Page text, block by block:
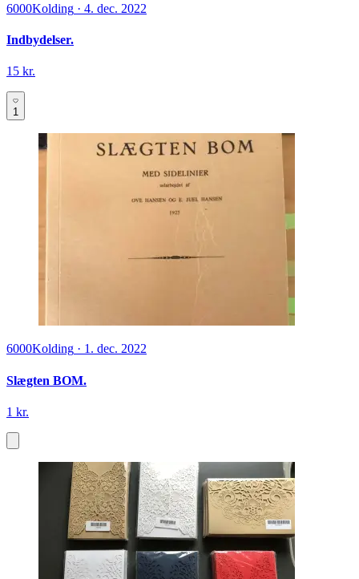
6000Kolding · 4. dec. 2022
Indbydelser.
15 kr.
1
6000Kolding · 1. dec. 2022
Slægten BOM.
1 kr.